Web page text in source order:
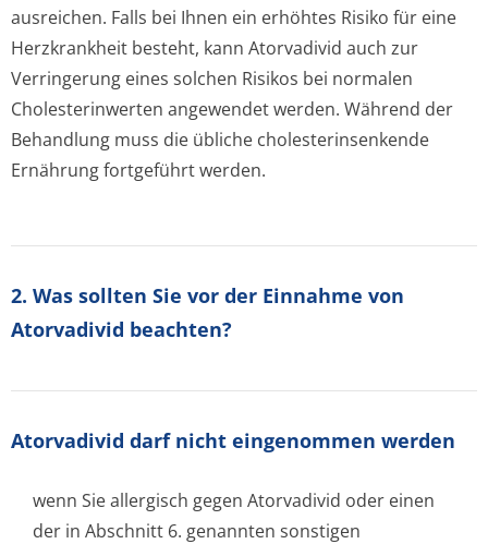
ausreichen. Falls bei Ihnen ein erhöhtes Risiko für eine
Herzkrankheit besteht, kann Atorvadivid auch zur
Verringerung eines solchen Risikos bei normalen
Cholesterinwerten angewendet werden. Während der
Behandlung muss die übliche cholesterinsenkende
Ernährung fortgeführt werden.
2. Was sollten Sie vor der Einnahme von
Atorvadivid beachten?
Atorvadivid darf nicht eingenommen werden
wenn Sie allergisch gegen Atorvadivid oder einen
der in Abschnitt 6. genannten sonstigen